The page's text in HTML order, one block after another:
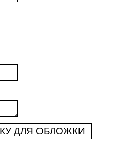
ДЛЯ ОБЛОЖКИ